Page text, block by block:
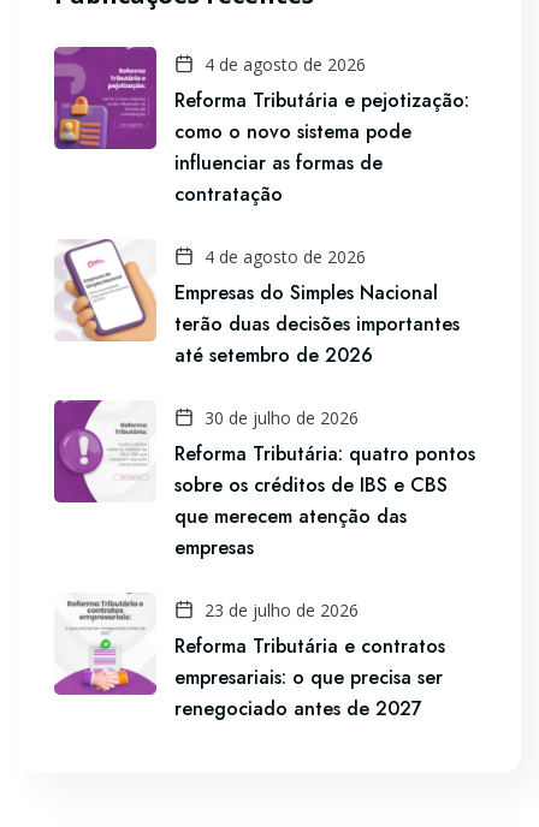
4 de agosto de 2026
Reforma Tributária e pejotização:
como o novo sistema pode
influenciar as formas de
contratação
4 de agosto de 2026
Empresas do Simples Nacional
terão duas decisões importantes
até setembro de 2026
30 de julho de 2026
Reforma Tributária: quatro pontos
sobre os créditos de IBS e CBS
que merecem atenção das
empresas
23 de julho de 2026
Reforma Tributária e contratos
empresariais: o que precisa ser
renegociado antes de 2027